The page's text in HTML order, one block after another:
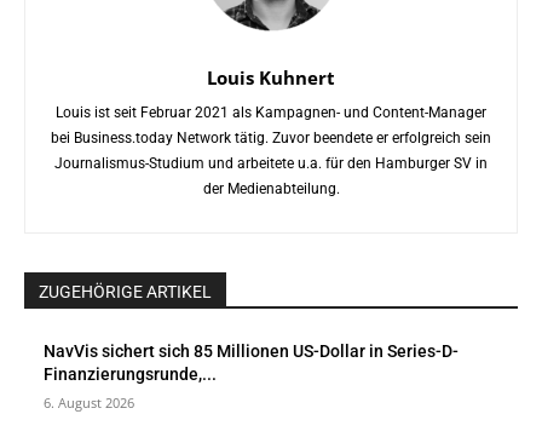
Louis Kuhnert
Louis ist seit Februar 2021 als Kampagnen- und Content-Manager
bei Business.today Network tätig. Zuvor beendete er erfolgreich sein
Journalismus-Studium und arbeitete u.a. für den Hamburger SV in
der Medienabteilung.
ZUGEHÖRIGE ARTIKEL
NavVis sichert sich 85 Millionen US-Dollar in Series-D-
Finanzierungsrunde,...
6. August 2026